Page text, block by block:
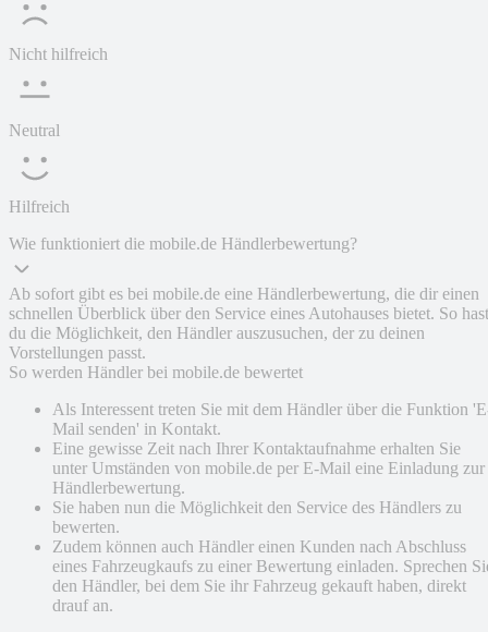
Nicht hilfreich
Neutral
Hilfreich
Wie funktioniert die mobile.de Händlerbewertung?
Ab sofort gibt es bei mobile.de eine Händlerbewertung, die dir einen
schnellen Überblick über den Service eines Autohauses bietet. So hast
du die Möglichkeit, den Händler auszusuchen, der zu deinen
Vorstellungen passt.
So werden Händler bei mobile.de bewertet
Als Interessent treten Sie mit dem Händler über die Funktion
Mail senden' in Kontakt.
Eine gewisse Zeit nach Ihrer Kontaktaufnahme erhalten Sie
unter Umständen von mobile.de per E-Mail eine Einladung zur
Händlerbewertung.
Sie haben nun die Möglichkeit den Service des Händlers zu
bewerten.
Zudem können auch Händler einen Kunden nach Abschluss
eines Fahrzeugkaufs zu einer Bewertung einladen. Sprechen
den Händler, bei dem Sie ihr Fahrzeug gekauft haben, direkt
drauf an.